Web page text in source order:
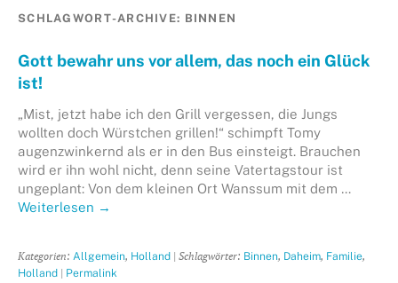
SCHLAGWORT-ARCHIVE: BINNEN
Gott bewahr uns vor allem, das noch ein Glück
ist!
„Mist, jetzt habe ich den Grill vergessen, die Jungs
wollten doch Würstchen grillen!“ schimpft Tomy
augenzwinkernd als er in den Bus einsteigt. Brauchen
wird er ihn wohl nicht, denn seine Vatertagstour ist
ungeplant: Von dem kleinen Ort Wanssum mit dem …
Weiterlesen →
Kategorien: Allgemein, Holland | Schlagwörter: Binnen, Daheim, Familie,
Holland | Permalink